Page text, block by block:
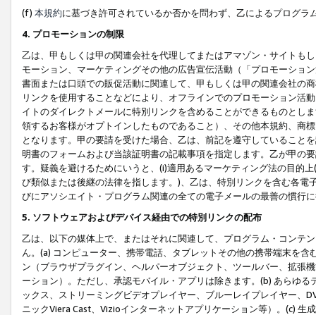
(f) 本規約に基づき許可されているか否かを問わず、乙によるプログ
4. プロモーションの制限
乙は、甲もしくは甲の関連会社を代理してまたはアマゾン・サイトも
モーション、マーケティングその他の広告宣伝活動（「プロモーショ
書面または口頭での販促活動に関連して、甲もしくは甲の関連会社の
リンクを使用することなどにより、オフラインでのプロモーション活
イトのダイレクトメールに特別リンクを含めることができるものとし
領するお客様がオプトインしたものであること）、その他本規約、商
となります。甲の要請を受けた場合、乙は、前記を遵守していること
明書のフォームおよび当該証明書の記載事項を指定します。乙が甲の
す。疑義を避けるためにいうと、(i)適用あるマーケティング法の目的
び類似または後継の法律を指します。)、乙は、特別リンクを含む各
びにアソシエイト・プログラム関連の全ての電子メールの最善の慣行
5. ソフトウェアおよびデバイス経由での特別リンクの配布
乙は、以下の媒体上で、またはそれに関連して、プログラム・コンテ
ん。(a) コンピューター、携帯電話、タブレットその他の携帯端末を
ン（ブラウザプラグイン、ヘルパーオブジェクト、ツールバー、拡張
ーション）。ただし、承認モバイル・アプリは除きます。(b) あらゆ
ックス、ストリーミングビデオプレイヤー、ブルーレイプレイヤー、
ニックViera Cast、Vizioインターネットアプリケーション等）。(c)